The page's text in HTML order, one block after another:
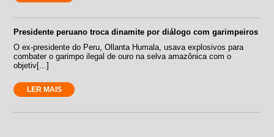
Presidente peruano troca dinamite por diálogo com garimpeiros
O ex-presidente do Peru, Ollanta Humala, usava explosivos para
combater o garimpo ilegal de ouro na selva amazônica com o
objetiv[...]
LER MAIS